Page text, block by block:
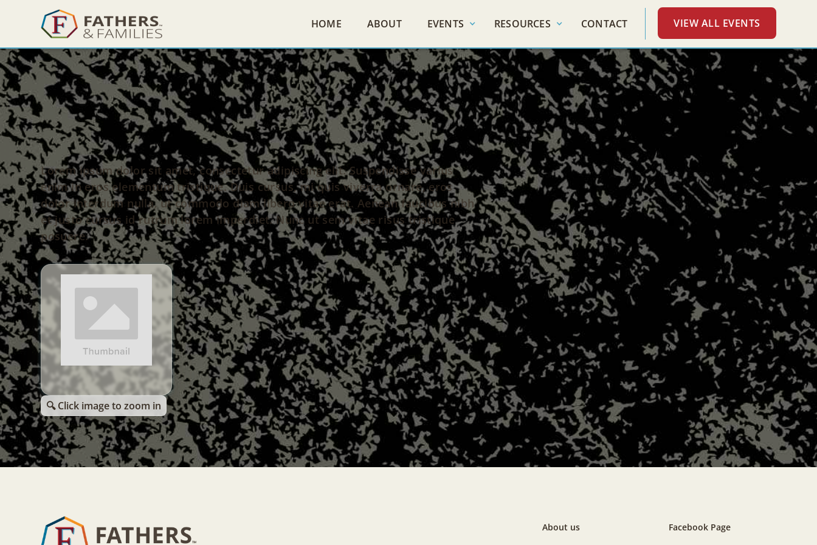
HOME ABOUT EVENTS RESOURCES CONTACT VIEW ALL EVENTS
Lorem ipsum dolor sit amet, consectetur adipiscing elit. Suspendisse varius
enim in eros elementum tristique. Duis cursus, mi quis viverra ornare, eros
dolor interdum nulla, ut commodo diam libero vitae erat. Aenean faucibus nibh
et justo cursus id rutrum lorem imperdiet. Nunc ut sem vitae risus tristique
posuere.
🔍 Click image to zoom in
About us
Facebook Page